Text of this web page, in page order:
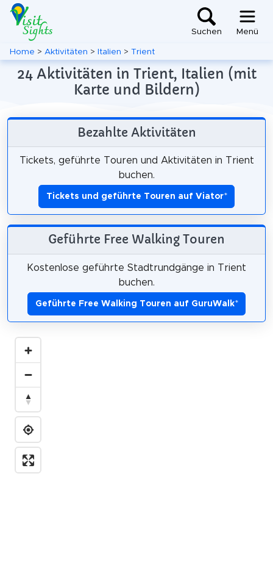
Suchen Menü
Home > Aktivitäten > Italien > Trient
24 Aktivitäten in Trient, Italien (mit
Karte und Bildern)
Bezahlte Aktivitäten
Tickets, geführte Touren und Aktivitäten in Trient
buchen.
Tickets und geführte Touren auf Viator*
Geführte Free Walking Touren
Kostenlose geführte Stadtrundgänge in Trient
buchen.
Geführte Free Walking Touren auf GuruWalk*